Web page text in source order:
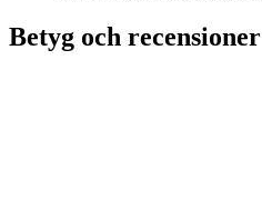
Betyg och recensioner